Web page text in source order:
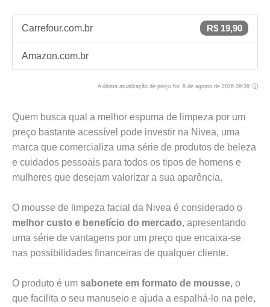
Carrefour.com.br R$ 19,90
Amazon.com.br
A última atualização de preço foi: 8 de agosto de 2026 09:39
Quem busca qual a melhor espuma de limpeza por um
preço bastante acessível pode investir na Nivea, uma
marca que comercializa uma série de produtos de beleza
e cuidados pessoais para todos os tipos de homens e
mulheres que desejam valorizar a sua aparência.
O mousse de limpeza facial da Nivea é considerado o
melhor custo e benefício do mercado, apresentando
uma série de vantagens por um preço que encaixa-se
nas possibilidades financeiras de qualquer cliente.
O produto é um sabonete em formato de mousse, o
que facilita o seu manuseio e ajuda a espalhá-lo na pele,